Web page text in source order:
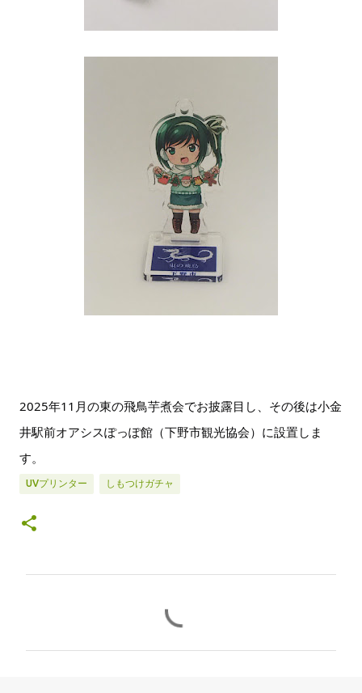
2025年11月の東の飛鳥芋煮会でお披露目し、その後は小金
井駅前オアシスぽっぽ館（下野市観光協会）に設置しま
す。
UVプリンター しもつけガチャ